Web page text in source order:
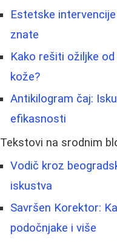
Estetske
znate
Kako rešiti ožiljke
kože?
Antikilogram čaj:
efikasnosti
Tekstovi na srodnim
Vodič kroz
iskustva
Savršen Korektor:
podočnjake i više